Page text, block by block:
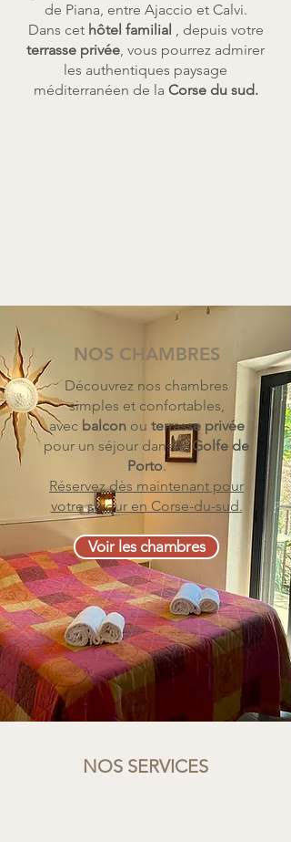
de Piana, entre Ajaccio et Calvi.
Dans cet hôtel familial , depuis votre
terrasse privée, vous pourrez admirer
les authentiques paysage
méditerranéen de la Corse du sud.
NOS CHAMBRES
Découvrez nos chambres
simples et confortables,
avec balconou terrasse privée
pour un séjour dans leGolfe de
Porto.
Réservez dès maintenant pour
votre séjour en Corse-du-sud.
Voir les chambres
NOS SERVICES